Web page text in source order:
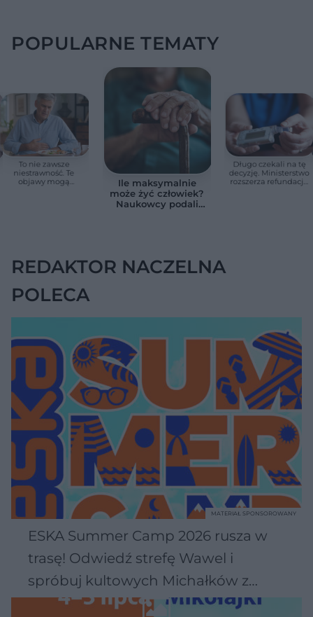
POPULARNE TEMATY
To nie zawsze
niestrawność. Te
objawy mogą
Ile maksymalnie
może żyć człowiek?
Naukowcy podali
Długo czekali na tę
decyzję. Ministerstwo
rozszerza refundację
REDAKTOR NACZELNA
POLECA
ESKA Summer Camp 2026 rusza w
trasę! Odwiedź strefę Wawel i
spróbuj kultowych Michałków z
Wawelu
MATERIAŁ SPONSOROWANY